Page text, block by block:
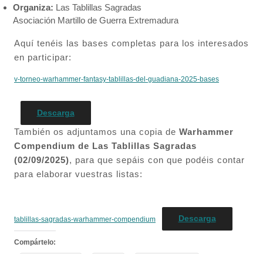
Organiza: Las Tablillas Sagradas
Asociación Martillo de Guerra Extremadura
Aquí tenéis las bases completas para los interesados
en participar:
v-torneo-warhammer-fantasy-tablillas-del-guadiana-2025-bases
Descarga
También os adjuntamos una copia de Warhammer
Compendium de Las Tablillas Sagradas
(02/09/2025), para que sepáis con que podéis contar
para elaborar vuestras listas:
tablillas-sagradas-warhammer-compendium Descarga
Compártelo: